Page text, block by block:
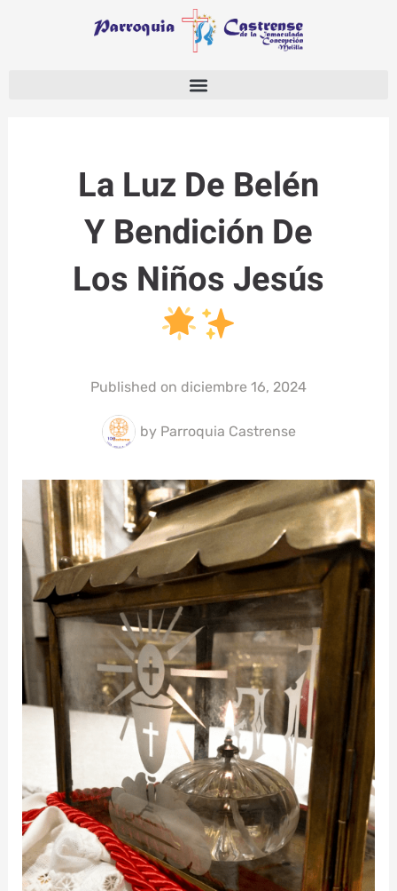
La Luz De Belén
Y Bendición De
Los Niños Jesús
Published on diciembre 16, 2024
byParroquia Castrense